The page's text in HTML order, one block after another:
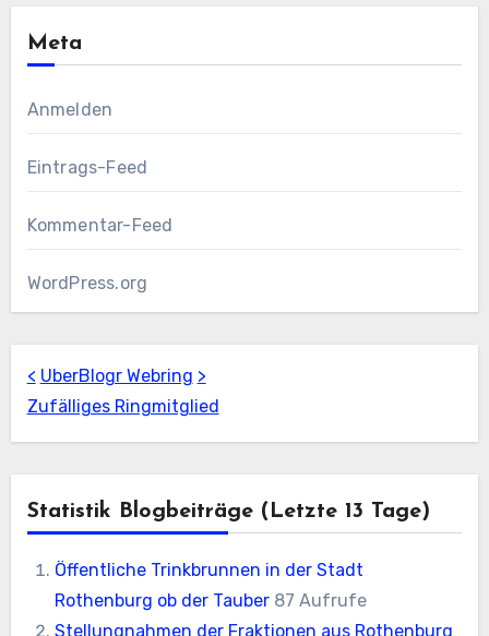
Meta
Anmelden
Eintrags-Feed
Kommentar-Feed
WordPress.org
< UberBlogr Webring >
Zufälliges Ringmitglied
Statistik Blogbeiträge (letzte 13 Tage)
Öffentliche Trinkbrunnen in der Stadt
Rothenburg ob der Tauber 87 Aufrufe
Stellungnahmen der Fraktionen aus Rothenburg